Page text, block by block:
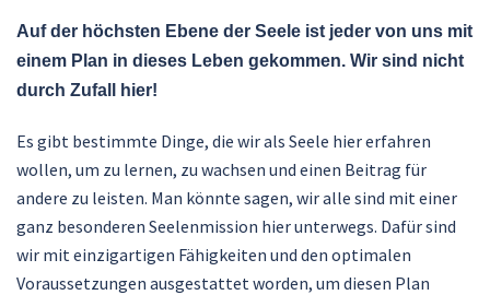
Auf der höchsten Ebene der Seele ist jeder von uns mit
einem Plan in dieses Leben gekommen. Wir sind nicht
durch Zufall hier!
Es gibt bestimmte Dinge, die wir als Seele hier erfahren
wollen, um zu lernen, zu wachsen und einen Beitrag für
andere zu leisten. Man könnte sagen, wir alle sind mit einer
ganz besonderen Seelenmission hier unterwegs. Dafür sind
wir mit einzigartigen Fähigkeiten und den optimalen
Voraussetzungen ausgestattet worden, um diesen Plan